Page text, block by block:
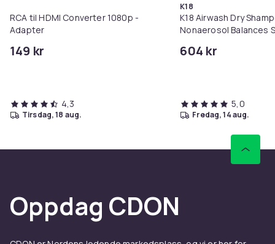
RCA til HDMI Converter 1080p -
Adapter
149 kr
4,3
tirsdag, 18 aug.
K18
K18 Airwash Dry
Nonaerosol Balances
604 kr
5,0
fredag, 14 aug.
Oppdag CDON